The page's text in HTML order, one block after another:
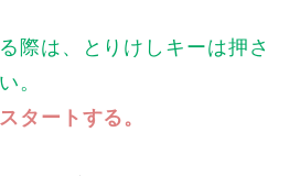
際は、とりけしキーは押さ
。
タートする。